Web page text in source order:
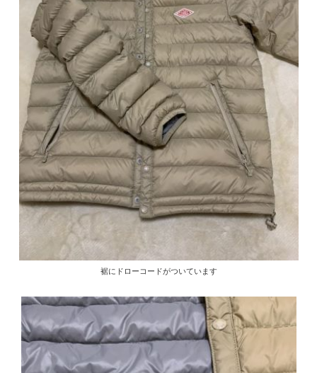
裾にドローコードがついています